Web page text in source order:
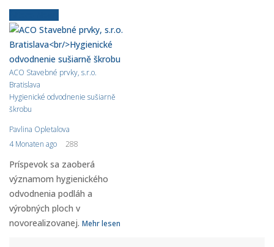
ACO Stavebné prvky, s.r.o.
Bratislava
Hygienické odvodnenie sušiarně
škrobu
Pavlina Opletalova
4 Monaten ago
288
Príspevok sa zaoberá
významom hygienického
odvodnenia podláh a
výrobných ploch v
novorealizovanej. Mehr lesen